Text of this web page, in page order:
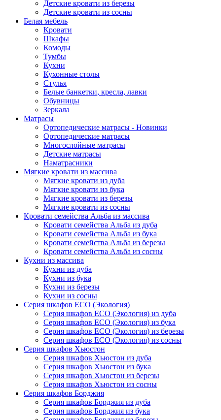
Детские кровати из березы
Детские кровати из сосны
Белая мебель
Кровати
Шкафы
Комоды
Тумбы
Кухни
Кухонные столы
Стулья
Белые банкетки, кресла, лавки
Обувницы
Зеркала
Матрасы
Ортопедические матрасы - Новинки
Ортопедические матрасы
Многослойные матрасы
Детские матрасы
Наматрасники
Мягкие кровати из массива
Мягкие кровати из дуба
Мягкие кровати из бука
Мягкие кровати из березы
Мягкие кровати из сосны
Кровати семейства Альба из массива
Кровати семейства Альба из дуба
Кровати семейства Альба из бука
Кровати семейства Альба из березы
Кровати семейства Альба из сосны
Кухни из массива
Кухни из дуба
Кухни из бука
Кухни из березы
Кухни из сосны
Серия шкафов ECO (Экология)
Серия шкафов ECO (Экология) из дуба
Серия шкафов ECO (Экология) из бука
Серия шкафов ECO (Экология) из березы
Серия шкафов ECO (Экология) из сосны
Серия шкафов Хьюстон
Серия шкафов Хьюстон из дуба
Серия шкафов Хьюстон из бука
Серия шкафов Хьюстон из березы
Серия шкафов Хьюстон из сосны
Серия шкафов Борджия
Серия шкафов Борджия из дуба
Серия шкафов Борджия из бука